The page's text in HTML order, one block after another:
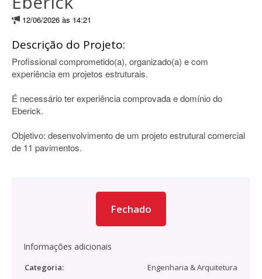
12/06/2026 às 14:21
Descrição do Projeto:
Profissional comprometido(a), organizado(a) e com
experiência em projetos estruturais.
É necessário ter experiência comprovada e domínio do
Eberick.
Objetivo: desenvolvimento de um projeto estrutural comercial
de 11 pavimentos.
Fechado
Informações adicionais
Categoria:
Engenharia & Arquitetura